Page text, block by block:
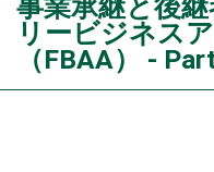
事業承継と後
リービジネス
（FBAA） -